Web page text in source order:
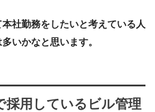
社勤務をしたいと考えている人
いかなと思います。
採用しているビル管理